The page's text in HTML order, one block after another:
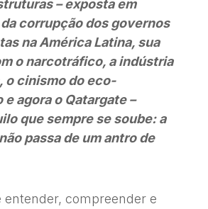
– exposta em
corrupção dos governos
na América Latina, sua
o narcotráfico, a indústria
o cinismo do eco-
agora o Qatargate –
que sempre se soube: a
passa de um antro de
entender, compreender e